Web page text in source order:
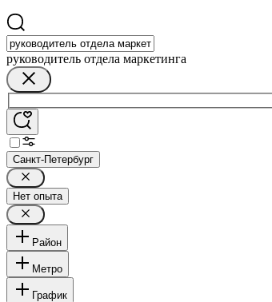
руководитель отдела маркетинга
Санкт-Петербург
Нет опыта
Район
Метро
График